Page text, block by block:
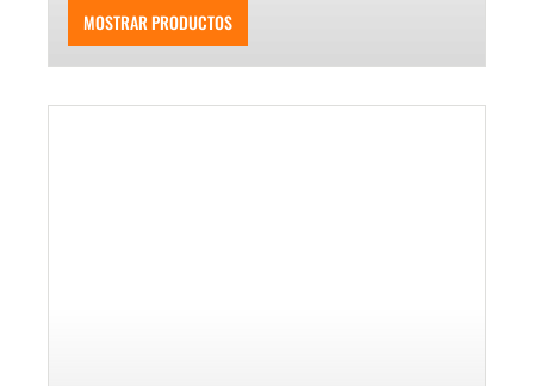
MOSTRAR PRODUCTOS